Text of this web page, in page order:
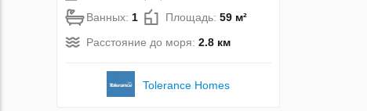
Ванных: 1 Площадь: 59 м²
Расстояние до моря: 2.8 км
Tolerance Homes